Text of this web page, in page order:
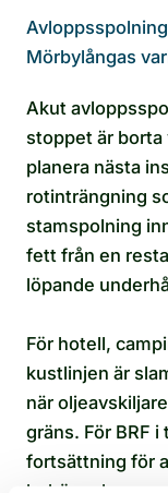
Mörbylångas
Akut
stoppet är borta
planera nästa
rotinträngning
stamspolning
fett från en
löpande
För hotell,
kustlinjen är
när
gräns. För BRF
fortsättning för